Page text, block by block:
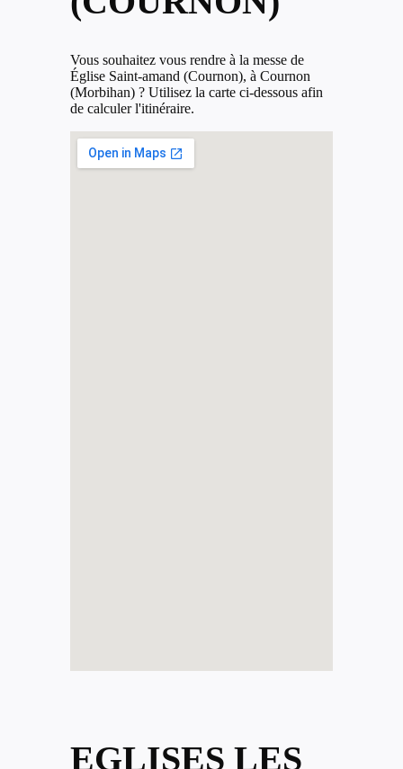
Vous souhaitez vous rendre à la messe de
Église Saint-amand (Cournon), à Cournon
(Morbihan) ? Utilisez la carte ci-dessous afin
de calculer l'itinéraire.
EGLISES LES